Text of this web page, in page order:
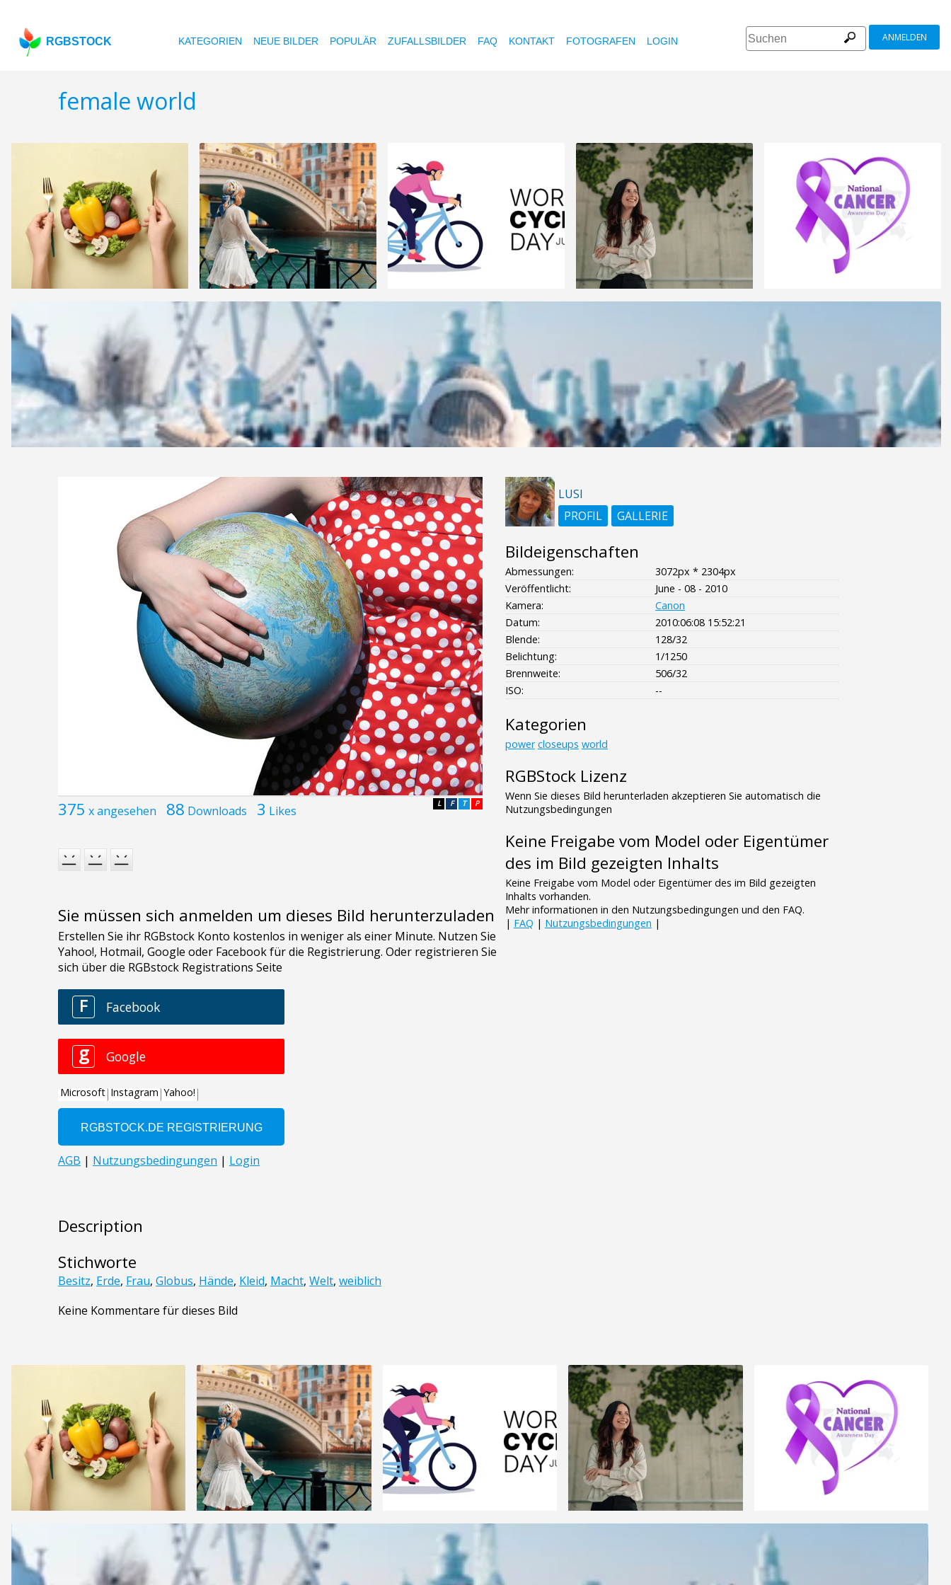
RGBSTOCK KATEGORIEN NEUE BILDER POPULÄR ZUFALLSBILDER FAQ KONTAKT FOTOGRAFEN LOGIN ANMELDEN
female world
375 x angesehen 88 Downloads 3 Likes P
T
F
L
Sie müssen sich anmelden um dieses Bild herunterzuladen
Description
Stichworte
Besitz, Erde, Frau, Globus, Hände, Kleid, Macht, Welt, weiblich
Keine Kommentare für dieses Bild
LUSI
PROFIL
GALLERIE
Bildeigenschaften
Abmessungen:
3072px * 2304px
Veröffentlicht:
June - 08 - 2010
Kamera:
Canon
Datum:
2010:06:08 15:52:21
Blende:
128/32
Belichtung:
1/1250
Brennweite:
506/32
ISO:
--
Kategorien
power closeups world
RGBStock Lizenz
Wenn Sie dieses Bild herunterladen akzeptieren Sie automatisch die
Nutzungsbedingungen
Keine Freigabe vom Model oder Eigentümer
des im Bild gezeigten Inhalts
Keine Freigabe vom Model oder Eigentümer des im Bild gezeigten
Inhalts vorhanden.
Mehr informationen in den Nutzungsbedingungen und den FAQ.
| FAQ | Nutzungsbedingungen |